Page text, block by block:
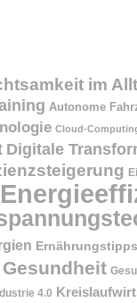
im
Autonome
Cloud-
Digitale
Ernährungstipps
Gesundheit
4.0